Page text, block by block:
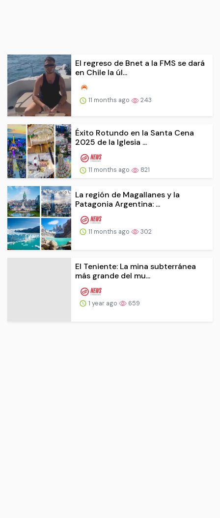
El regreso de Bnet a la FMS se dará
en Chile la úl...
11 months ago 243
Éxito Rotundo en la Santa Cena
2025 de la Iglesia ...
11 months ago 821
La región de Magallanes y la
Patagonia Argentina: ...
11 months ago 302
El Teniente: La mina subterránea
más grande del mu...
1 year ago 659